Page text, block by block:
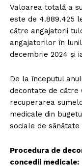
Valoarea totală a
este de 4.889.425
către angajatorii
angajatorilor în
decembrie 2024 și
De la începutul
decontate de către
recuperarea
medicale din
sociale de
Procedura de
concedii medicale: